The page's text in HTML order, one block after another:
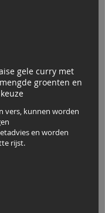
gele curry met
groenten en
vers, kunnen worden
en worden
rijst.